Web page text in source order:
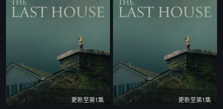
更新至第1集 更新至第1集